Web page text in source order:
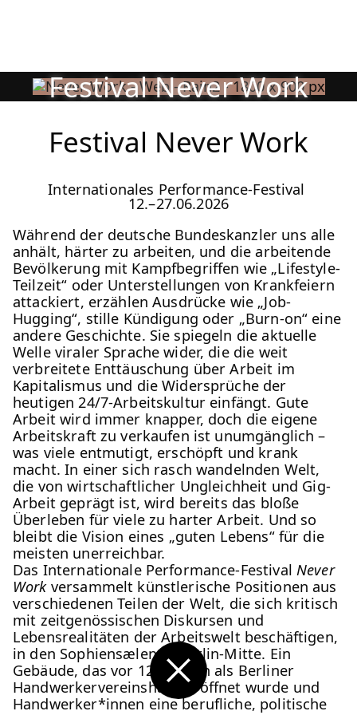
Zu Programm springen
Zu Seiten springen
Festival Never Work – Sophiensæle | Freies Theater
Programm
Saison 26/27
14.08.Mohamed Toukabri:
What-Tomorrow-
Brings-And-We-All-
Know-What-
Happened-Yesterday
Tanz im August 2026
Tanz
Ticket
Sa,
15.08.
19:00 Ort:
Festsaal
Mohamed Toukabri:
Every-Body-Knows-
What-Tomorrow-
Brings-And-We-All-
Know-What-
Happened-Yesterday
Tanz im August 2026
Tanz
Ticket
So,
16.08.
18:00 Ort:
Festsaal
Mohamed Toukabri:
Festival Never Work
Zurück zur Startseite
Festival Never Work
Internationales Performance-Festival
12.–27.06.2026
Während der deutsche Bundeskanzler uns alle
anhält, härter zu arbeiten, und die arbeitende
Bevölkerung mit Kampfbegriffen wie „Lifestyle-
Teilzeit“ oder Unterstellungen von Krankfeiern
attackiert, erzählen Ausdrücke wie „Job-
Hugging“, stille Kündigung oder „Burn-on“ eine
andere Geschichte. Sie spiegeln die aktuelle
Welle viraler Sprache wider, die die weit
verbreitete Enttäuschung über Arbeit im
Kapitalismus und die Widersprüche der
heutigen 24/7-Arbeitskultur einfängt. Gute
Arbeit wird immer knapper, doch die eigene
Arbeitskraft zu verkaufen ist unumgänglich –
was viele entmutigt, erschöpft und krank
macht. In einer sich rasch wandelnden Welt,
die von wirtschaftlicher Ungleichheit und Gig-
Arbeit geprägt ist, wird bereits das bloße
Überleben für viele zu harter Arbeit. Und so
bleibt die Vision eines „guten Lebens“ für die
meisten unerreichbar.
Das Internationale Performance-Festival Never
Workversammelt künstlerische Positionen aus
verschiedenen Teilen der Welt, die sich kritisch
mit zeitgenössischen Diskursen und
Lebensrealitäten der Arbeitswelt beschäftigen,
in den Sophiensælen in Berlin-Mitte. Ein
Gebäude, das vor 120 Jahren als Berliner
Handwerkervereinshaus eröffnet wurde und
Handwerker*innen eine berufliche, politische